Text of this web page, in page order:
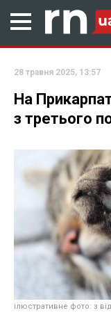
28 травня 2025, 13:57
На
з третього
ілюстративне фото: з